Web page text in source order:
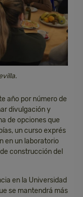
año por número de
divulgación y
de opciones que
un curso exprés
en un laboratorio
construcción del
en la Universidad
se mantendrá más